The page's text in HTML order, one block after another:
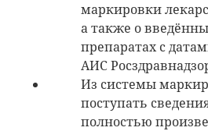
маркировки
а также о
препаратах с
АИС
Из системы
поступать
полностью